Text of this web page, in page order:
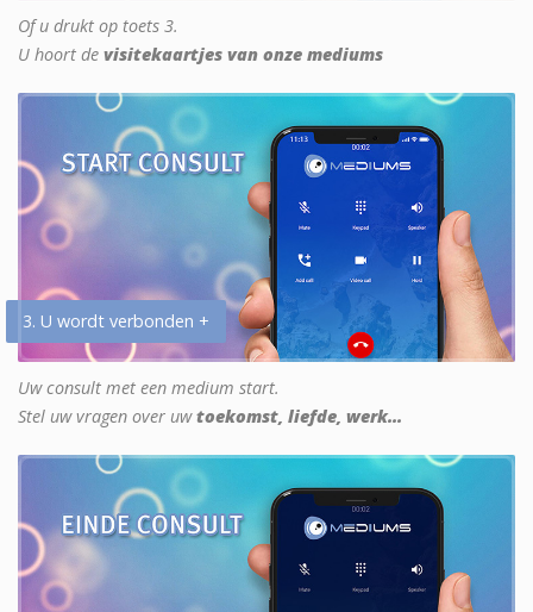
Of u drukt op toets 3.
U hoort de visitekaartjes van onze mediums
3. U wordt verbonden +
Uw consult met een medium start.
Stel uw vragen over uwtoekomst, liefde, werk...